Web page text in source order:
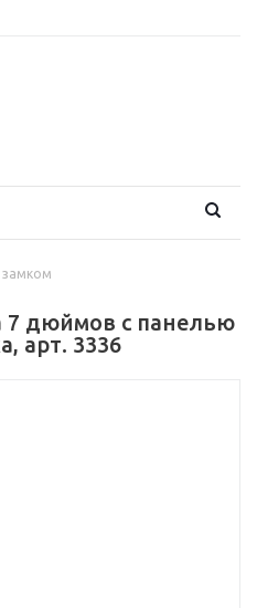
замком
7 дюймов с панелью
арт. 3336